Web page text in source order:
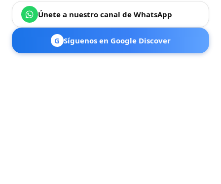
Únete a nuestro canal de WhatsApp
G Síguenos en Google Discover